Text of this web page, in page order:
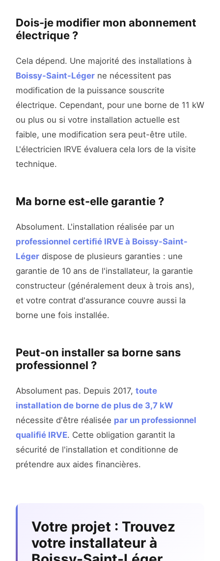
Dois-je modifier mon abonnement
électrique ?
Cela dépend. Une majorité des installations à
Boissy-Saint-Léger ne nécessitent pas
modification de la puissance souscrite
électrique. Cependant, pour une borne de 11 kW
ou plus ou si votre installation actuelle est
faible, une modification sera peut-être utile.
L'électricien IRVE évaluera cela lors de la visite
technique.
Ma borne est-elle garantie ?
Absolument. L'installation réalisée par un
professionnel certifié IRVE à Boissy-Saint-
Léger dispose de plusieurs garanties : une
garantie de 10 ans de l'installateur, la garantie
constructeur (généralement deux à trois ans),
et votre contrat d'assurance couvre aussi la
borne une fois installée.
Peut-on installer sa borne sans
professionnel ?
Absolument pas. Depuis 2017, toute
installation de borne de plus de 3,7 kW
nécessite d'être réalisée par un professionnel
qualifié IRVE. Cette obligation garantit la
sécurité de l'installation et conditionne de
prétendre aux aides financières.
Votre projet : Trouvez
votre installateur à